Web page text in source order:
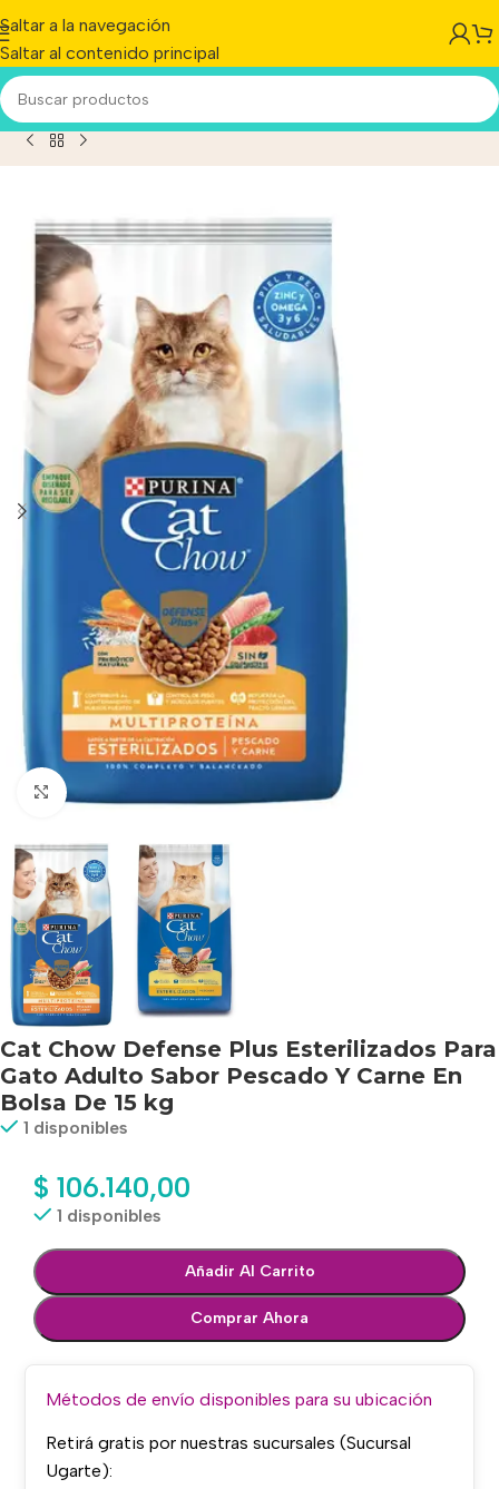
Saltar a la navegación
Saltar al contenido principal
Gato Adulto Sabor Pescado Y Carne En Bolsa De 15 kg
Haga clic para ampliar
Cat Chow Defense Plus Esterilizados Para
Gato Adulto Sabor Pescado Y Carne En
Bolsa De 15 kg
1 disponibles
$ 106.140,00
1 disponibles
Añadir Al Carrito
Comprar Ahora
Métodos de envío disponibles para su ubicación
Retirá gratis por nuestras sucursales (Sucursal
Ugarte):